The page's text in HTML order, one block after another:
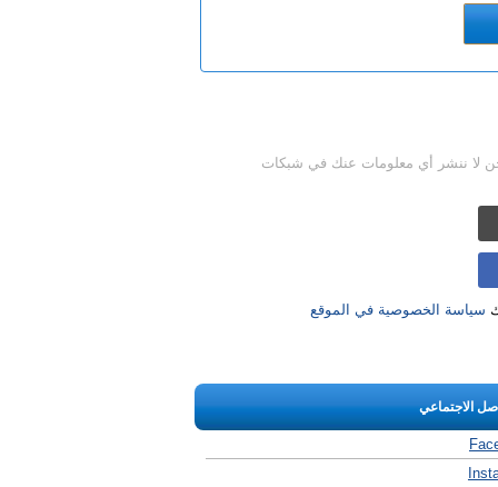
لا ننشر أي معلومات عنك في شبكات
سياسة الخصوصية في الموقع
الاجتماعي